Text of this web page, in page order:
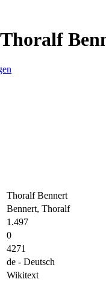
Thoralf Bennert
Bennert, Thoralf
1.497
0
4271
de - Deutsch
Wikitext